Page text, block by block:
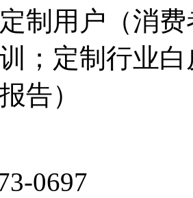
制用户（消
；定制行业
告）
0697